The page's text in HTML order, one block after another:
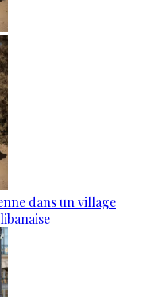
dans un village